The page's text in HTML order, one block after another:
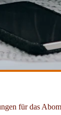
für das